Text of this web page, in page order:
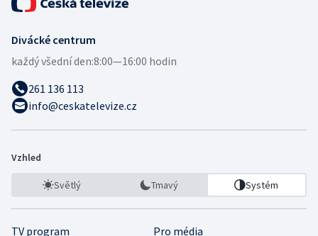
Divácké centrum
každý všední den:8:00—16:00 hodin
261 136 113
info@ceskatelevize.cz
Vzhled
Světlý Tmavý Systém
TV program
Pro média